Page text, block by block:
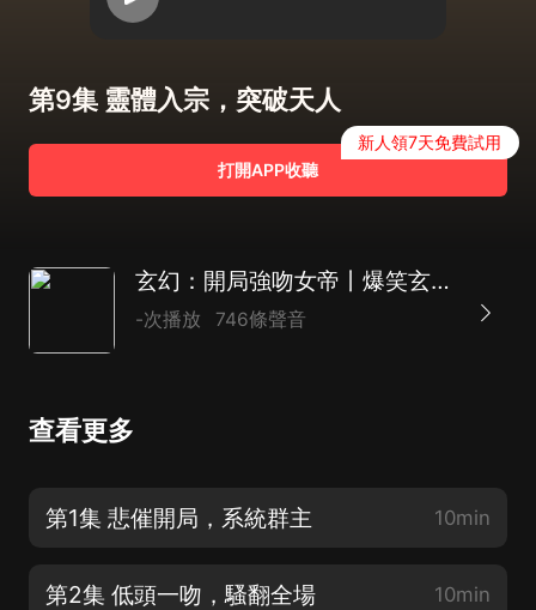
第9集 靈體入宗，突破天人
打開APP收聽
新人領7天免費試用
玄幻：開局強吻女帝丨爆笑玄幻穿越
-次播放 746條聲音
查看更多
第1集 悲催開局，系統群主 10min
第2集 低頭一吻，騷翻全場 10min